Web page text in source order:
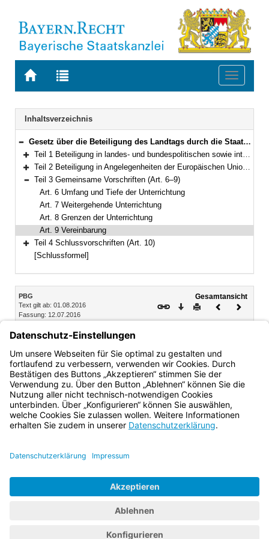
Zur
BAYERN.RECHT
Zur
letzten
Suche
Toggle
Navigation
Inhaltsverzeichnis
Bereich reduzieren
Gesetz über die Beteiligung des Landtags durch die Staatsregierung in Angelegenheiten der Europäischen Union gemäß Art. 70 Abs. 4 der Verfassung des Freistaates Bayern sowie in sonstigen Angelegenheiten gemäß Art. 55 Nr. 3 Satz 2 der Verfassung des Freistaates Bayern (Parlamentsbeteiligungsgesetz – PBG) Vom 12. Juli 2016 (GVBl. S. 142) BayRS 1100-6-S (Art. 1–10)
Bereich erweitern
Teil 1 Beteiligung in landes- und bundespolitischen sowie internationalen Angelegenheiten (Art. 1)
Bereich erweitern
Teil 2 Beteiligung in Angelegenheiten der Europäischen Union (Art. 2–5)
Bereich reduzieren
Teil 3 Gemeinsame Vorschriften (Art. 6–9)
Art. 6 Umfang und Tiefe der Unterrichtung
Art. 7 Weitergehende Unterrichtung
Art. 8 Grenzen der Unterrichtung
Art. 9 Vereinbarung
Bereich erweitern
Teil 4 Schlussvorschriften (Art. 10)
[Schlussformel]
Inhalt
PBG
Text gilt ab: 01.08.2016
Fassung: 12.07.2016
Gesamtansicht
Download
DruckenVorheriges
Art. 9 Vereinbarung
Das Nähere zur Beteiligung des Landtags regeln Landtag
und Staatsregierung durch Vereinbarung.
Bayern.de
BayernPortal
Impressum